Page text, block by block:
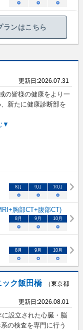
○ ○ ○
ランはこちら
更新日:2026.07.31
の皆様の健康をより一
新たに健康診断部を
▼
8 月 9 月 10月
○ ○ ○
胸部CT+腹部CT)
8 月 9 月 10月
○ ○ ○
8 月 9 月 10月
○ ○ ○
ク飯田橋
（東京都
更新日:2026.08.01
に設立された心臓・脳
の検査を専門に行う